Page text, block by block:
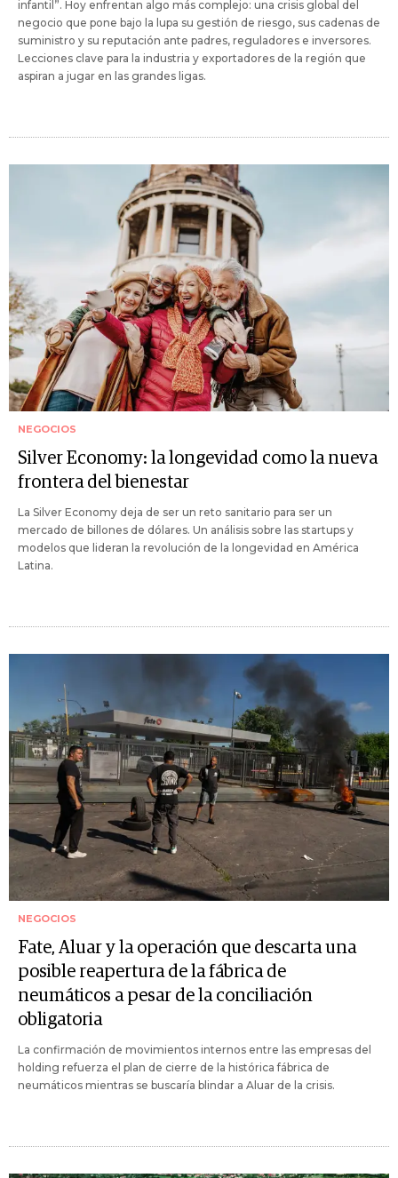
infantil”. Hoy enfrentan algo más complejo: una crisis global del
negocio que pone bajo la lupa su gestión de riesgo, sus cadenas de
suministro y su reputación ante padres, reguladores e inversores.
Lecciones clave para la industria y exportadores de la región que
aspiran a jugar en las grandes ligas.
NEGOCIOS
Silver Economy: la longevidad como la nueva
frontera del bienestar
La Silver Economy deja de ser un reto sanitario para ser un
mercado de billones de dólares. Un análisis sobre las startups y
modelos que lideran la revolución de la longevidad en América
Latina.
NEGOCIOS
Fate, Aluar y la operación que descarta una
posible reapertura de la fábrica de
neumáticos a pesar de la conciliación
obligatoria
La confirmación de movimientos internos entre las empresas del
holding refuerza el plan de cierre de la histórica fábrica de
neumáticos mientras se buscaría blindar a Aluar de la crisis.